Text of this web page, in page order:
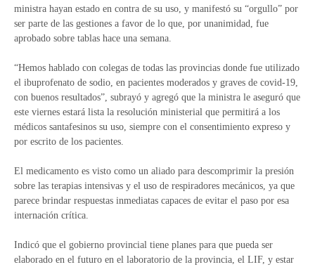
ministra hayan estado en contra de su uso, y manifestó su “orgullo” por
ser parte de las gestiones a favor de lo que, por unanimidad, fue
aprobado sobre tablas hace una semana.
“Hemos hablado con colegas de todas las provincias donde fue utilizado
el ibuprofenato de sodio, en pacientes moderados y graves de covid-19,
con buenos resultados”, subrayó y agregó que la ministra le aseguró que
este viernes estará lista la resolución ministerial que permitirá a los
médicos santafesinos su uso, siempre con el consentimiento expreso y
por escrito de los pacientes.
El medicamento es visto como un aliado para descomprimir la presión
sobre las terapias intensivas y el uso de respiradores mecánicos, ya que
parece brindar respuestas inmediatas capaces de evitar el paso por esa
internación crítica.
Indicó que el gobierno provincial tiene planes para que pueda ser
elaborado en el futuro en el laboratorio de la provincia, el LIF, y estar